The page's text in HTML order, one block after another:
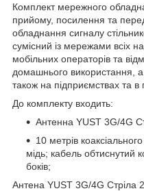
Комплект мережного
прийому, посилення та
обладнання сигналу
сумісний із мережами всіх
мобільних операторів та
домашнього використання,
також на підприємствах та в
До комплекту входить:
Антенна YUST 3G/4G
10 метрів
мідь; кабель обтиснутий
боків;
Антена YUST 3G/4G Стріла